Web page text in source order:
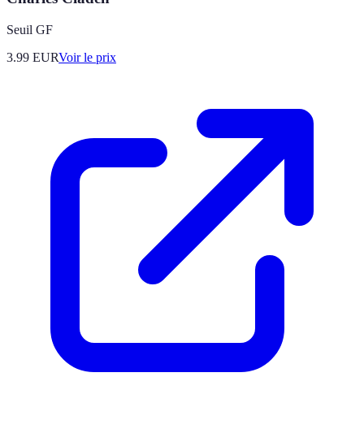
Seuil GF
3.99 EURVoir le prix